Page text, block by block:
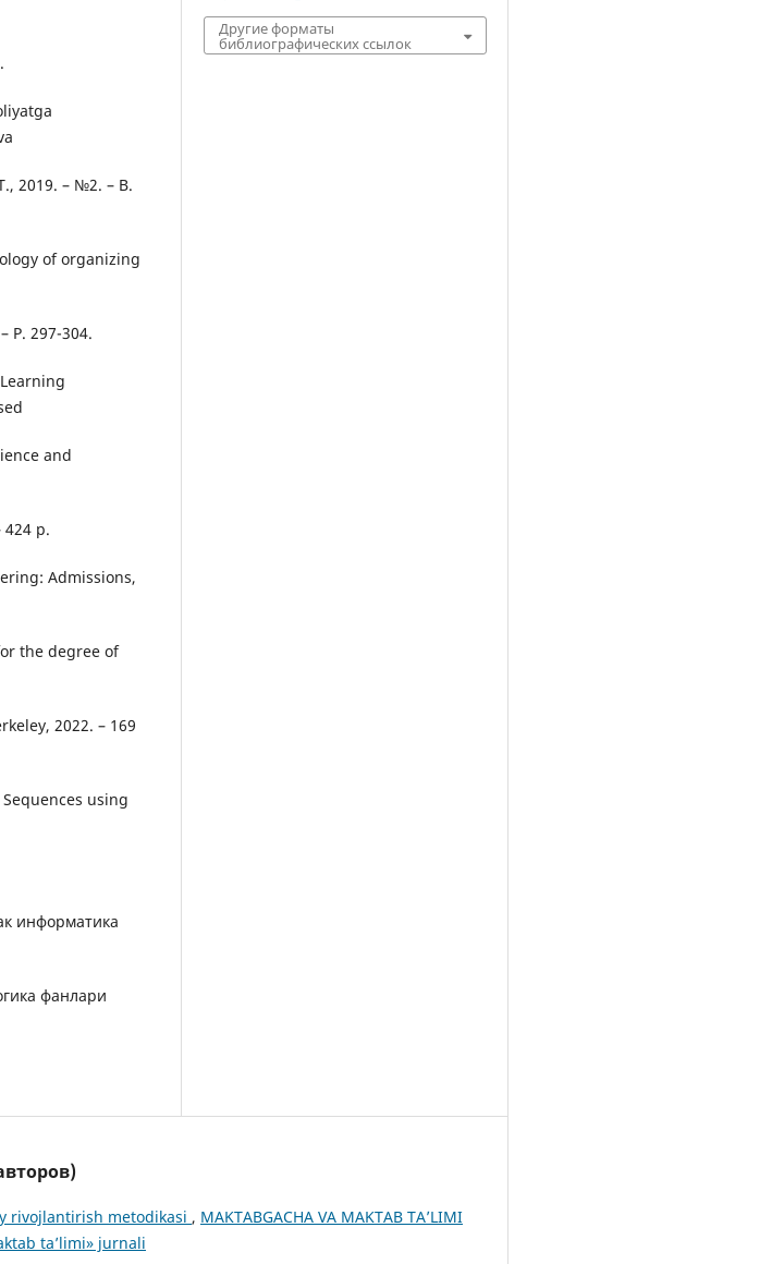
2019. – №2. – B.
of organizing
P. 297-304.
Learning
and
p.
Admissions,
the degree of
2022. – 169
using
информатика
фанлари
Другие форматы
библиографических ссылок
rivojlantirish metodikasi , MAKTABGACHA VA MAKTAB TA’LIMI
ta’limi» jurnali